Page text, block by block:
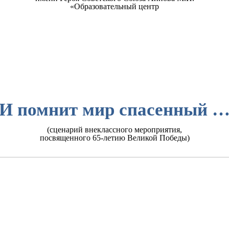
«Образовательный центр
помнит мир спасенный
(сценарий внеклассного мероприятия,
посвященного 65-летию Великой Победы)